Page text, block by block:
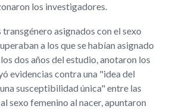
los investigadores.
transgénero asignados con el sexo
a los que se habían asignado
dos años del estudio, anotaron los
evidencias contra una "idea del
susceptibilidad única" entre las
sexo femenino al nacer, apuntaron